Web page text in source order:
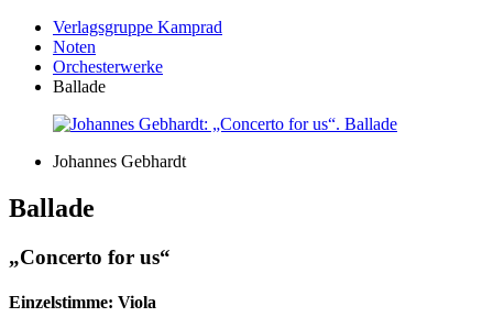
Verlagsgruppe Kamprad
Noten
Orchesterwerke
Ballade
Johannes Gebhardt
Ballade
„Concerto for us“
Einzelstimme: Viola